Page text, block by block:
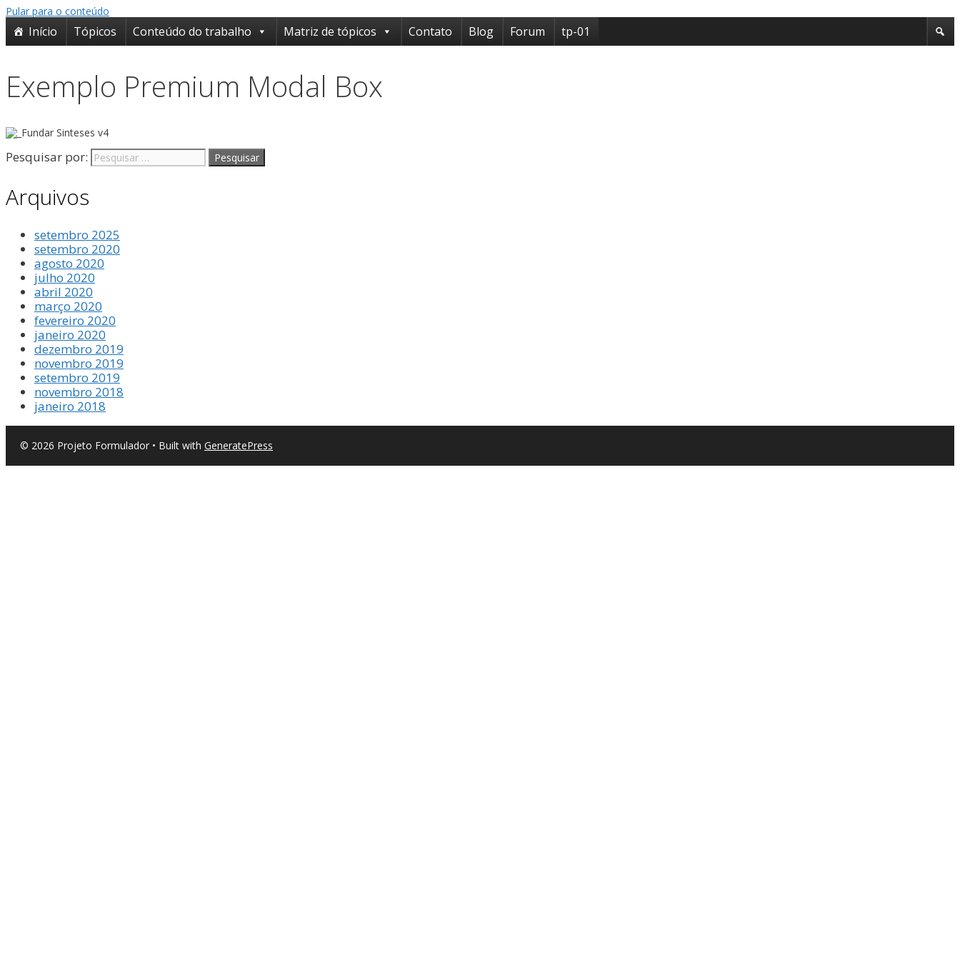
o
conteúdo
Pular para o conteúdo
Início Tópicos Conteúdo do trabalho Matriz de tópicos Contato Blog Forum tp-01
Exemplo Premium Modal Box
Pesquisar por:
Arquivos
setembro 2025
setembro 2020
agosto 2020
julho 2020
abril 2020
março 2020
fevereiro 2020
janeiro 2020
dezembro 2019
novembro 2019
setembro 2019
novembro 2018
janeiro 2018
© 2026 Projeto Formulador • Built with GeneratePress